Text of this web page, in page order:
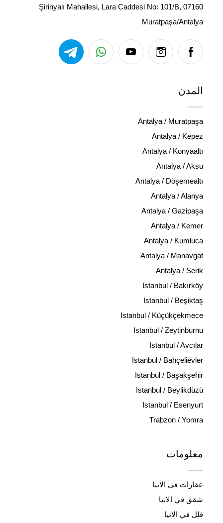
Şirinyalı Mahallesi, Lara Caddesi No: 101/B, 07160
Muratpaşa/Antalya
المدن
Antalya / Muratpaşa
Antalya / Kepez
Antalya / Konyaaltı
Antalya / Aksu
Antalya / Döşemealtı
Antalya / Alanya
Antalya / Gazipaşa
Antalya / Kemer
Antalya / Kumluca
Antalya / Manavgat
Antalya / Serik
Istanbul / Bakırköy
Istanbul / Beşiktaş
Istanbul / Küçükçekmece
Istanbul / Zeytinburnu
Istanbul / Avcılar
Istanbul / Bahçelievler
Istanbul / Başakşehir
Istanbul / Beylikdüzü
Istanbul / Esenyurt
Trabzon / Yomra
معلومات
عقارات في الانيا
شقق في الانيا
فلل في الانيا